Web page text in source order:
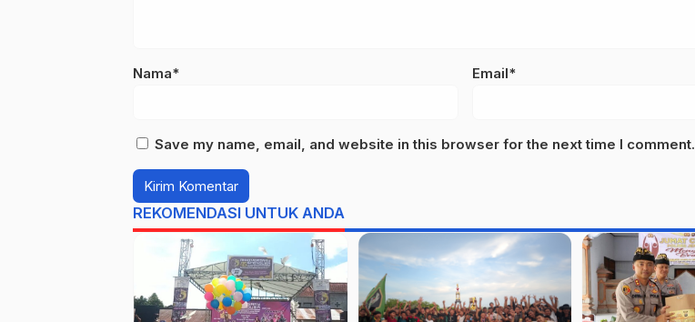
Nama* Email*
Save my name, email, and website in this browser for the next time I comment.
REKOMENDASI UNTUK ANDA